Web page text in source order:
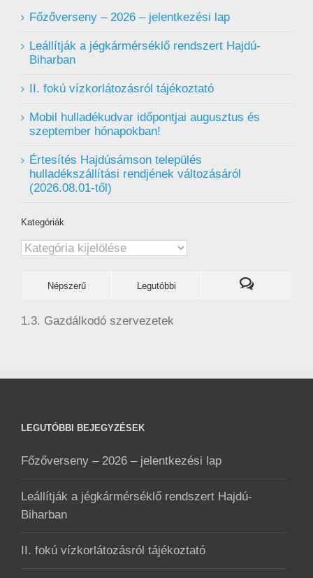
Főzőverseny – 2026 – jelentkezési lap
Leállítják a jégkármérséklő rendszert Hajdú-
Biharban
II. fokú vízkorlátozásról tájékoztató
Mobil hulladékudvar ️időpontjai augusztus és
szeptember hónapokban!
Értesítés Hajdúsámson település
hulladékszállítási rendjének változásáról
(2026.08.01-től)
Kategóriák
Kategóriák
Népszerű Legutóbbi
1.3. Gazdálkodó szervezetek
LEGUTÓBBI BEJEGYZÉSEK
Főzőverseny – 2026 – jelentkezési lap
Leállítják a jégkármérséklő rendszert Hajdú-
Biharban
II. fokú vízkorlátozásról tájékoztató